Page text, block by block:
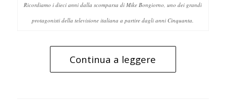
Ricordiamo i dieci anni dalla scomparsa di Mike Bongiorno, uno dei grandi
protagonisti della televisione italiana a partire dagli anni Cinquanta.
Continua a leggere